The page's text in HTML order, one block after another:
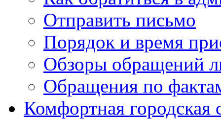
Отправить письмо
Порядок и время
Обзоры обращений
Обращения по
Комфортная городская